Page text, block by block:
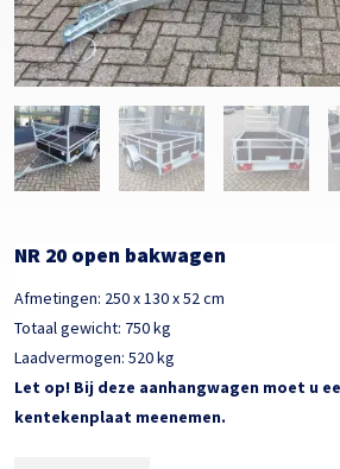
NR 20 open bakwagen
Afmetingen: 250 x 130 x 52 cm
Totaal gewicht: 750 kg
Laadvermogen: 520 kg
Let op! Bij deze aanhangwagen moet u
kentekenplaat meenemen.